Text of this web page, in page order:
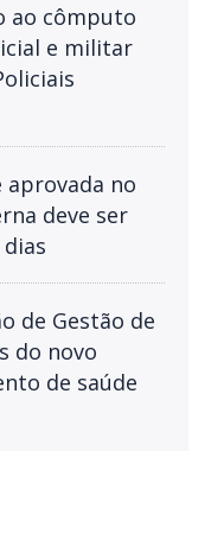
ao cômputo
e militar
aprovada no
deve ser
de Gestão de
do novo
de saúde